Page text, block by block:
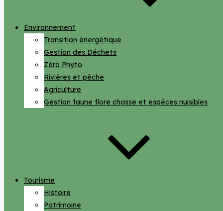
Environnement
Transition énergétique
Gestion des Déchets
Zéro Phyto
Rivières et pêche
Agriculture
Gestion faune flore chasse et espèces nuisibles
Tourisme
Histoire
Patrimoine